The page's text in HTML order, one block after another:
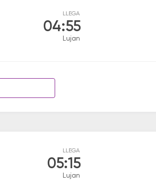
LLEGA
04:55
Lujan
LLEGA
05:15
Lujan